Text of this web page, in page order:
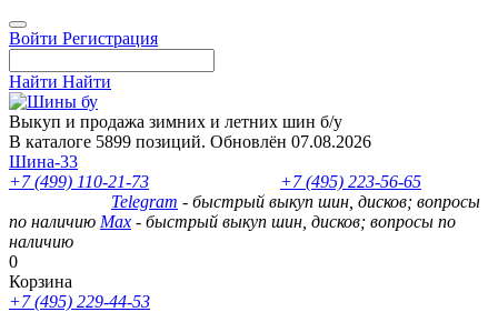
Войти Регистрация
Найти Найти
Выкуп и продажа зимних и летних шин б/у
В каталоге 5899 позиций. Обновлён 07.08.2026
Шина-33
+7 (499) 110-21-73
+7 (495) 223-56-65
Telegram - быстрый выкуп шин, дисков; вопросы
по наличию Max - быстрый выкуп шин, дисков; вопросы по
наличию
0
Корзина
+7 (495) 229-44-53